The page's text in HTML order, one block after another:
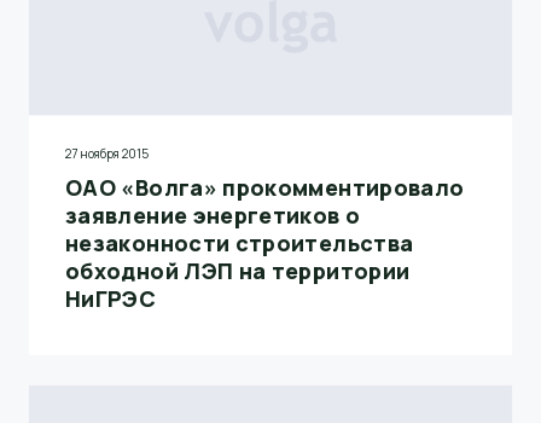
27 ноября 2015
ОАО «Волга» прокомментировало
заявление энергетиков о
незаконности строительства
обходной ЛЭП на территории
НиГРЭС